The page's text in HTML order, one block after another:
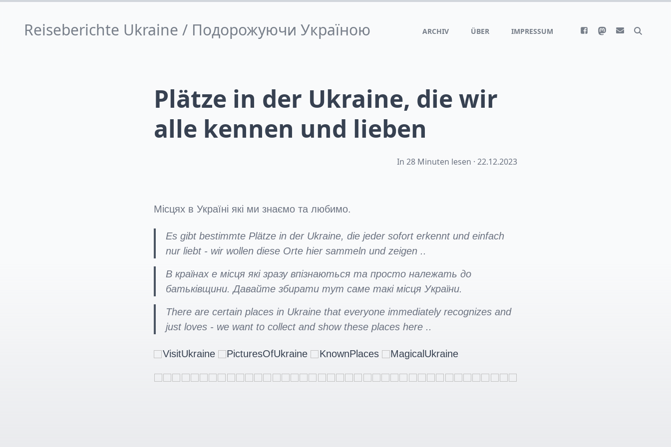
Reiseberichte Ukraine / Подорожуючи Україною ARCHIV ÜBER IMPRESSUM
Plätze in der Ukraine, die wir
alle kennen und lieben
In 28 Minuten lesen · 22.12.2023
Місцях в Україні які ми знаємо та любимо.
Es gibt bestimmte Plätze in der Ukraine, die jeder sofort erkennt und einfach
nur liebt - wir wollen diese Orte hier sammeln und zeigen ..
В країнах е місця які зразу впізнаються та просто належать до
батьківщини. Давайте збирати тут саме такі місця України.
There are certain places in Ukraine that everyone immediately recognizes and
just loves - we want to collect and show these places here ..
VisitUkraine PicturesOfUkraine KnownPlaces MagicalUkraine